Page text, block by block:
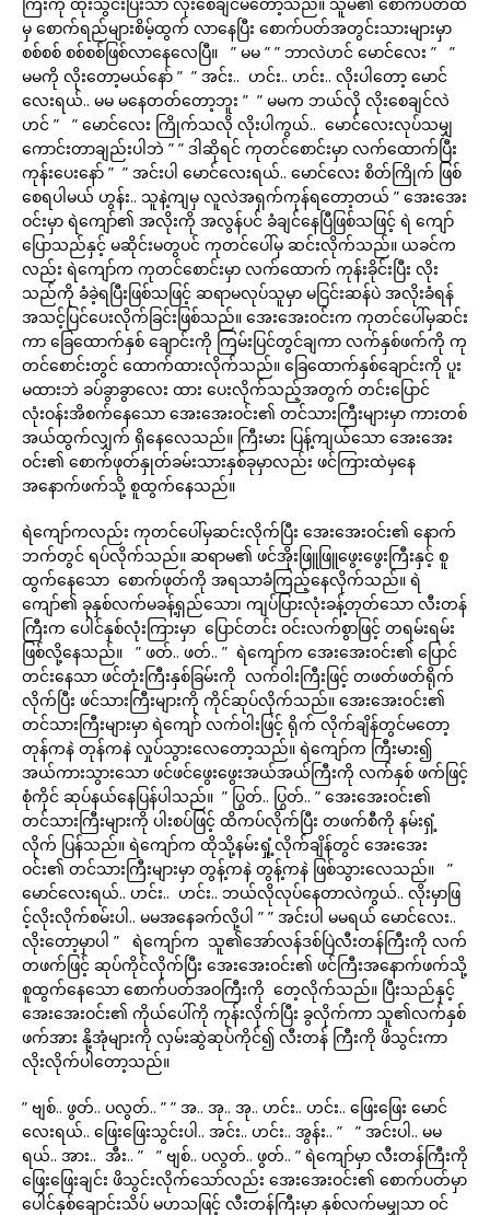
မှ စောက်ရည်များစိမ့်ထွက် လာနေပြီး စောက်ပတ်အတွင်းသားများမှာ
စစ်စစ် စစ်စစ်ဖြစ်လာနေလေပြီ။ ” မမ ” ” ဘာလဲဟင် မောင်လေး ” ”
မမကို လိုးတော့မယ်နော် ” ” အင်း.. ဟင်း.. ဟင်း.. လိုးပါတော့ မောင်
လေးရယ်.. မမ မနေတတ်တော့ဘူး ” ” မမက ဘယ်လို လိုးစေချင်လဲ
ဟင် ” ” မောင်လေး ကြိုက်သလို လိုးပါကွယ်.. မောင်လေးလုပ်သမျှ
ကောင်းတာချည်းပါဘဲ ” ” ဒါဆိုရင် ကုတင်စောင်းမှာ လက်ထောက်ပြီး
ကုန်းပေးနော် ” ” အင်းပါ မောင်လေးရယ်.. မောင်လေး စိတ်ကြိုက် ဖြစ်
စေရပါမယ် ဟွန်း.. သူနဲ့ကျမှ လူလဲအရှက်ကုန်ရတော့တယ် ” အေးအေး
ဝင်းမှာ ရဲကျော်၏ အလိုးကို အလွန်ပင် ခံချင်နေပြီဖြစ်သဖြင့် ရဲ ကျော်
ပြောသည်နှင့် မဆိုင်းမတွပင် ကုတင်ပေါ်မှ ဆင်းလိုက်သည်။ ယခင်က
လည်း ရဲကျော်က ကုတင်စောင်းမှာ လက်ထောက် ကုန်းခိုင်းပြီး လိုး
သည်ကို ခံခဲ့ရပြီးဖြစ်သဖြင့် ဆရာမလုပ်သူမှာ မငြင်းဆန်ပဲ အလိုးခံရန်
အသင့်ပြင်ပေးလိုက်ခြင်းဖြစ်သည်။ အေးအေးဝင်းက ကုတင်ပေါ်မှဆင်း
ကာ ခြေထောက်နှစ် ချောင်းကို ကြမ်းပြင်တွင်ချကာ လက်နှစ်ဖက်ကို ကု
တင်စောင်းတွင် ထောက်ထားလိုက်သည်။ ခြေထောက်နှစ်ချောင်းကို ပူး
မထားဘဲ ခပ်ခွာခွာလေး ထား ပေးလိုက်သည့်အတွက် တင်းပြောင်
လုံးဝန်းအိစက်နေသော အေးအေးဝင်း၏ တင်သားကြီးများမှာ ကားတစ်
အယ်ထွက်လျှက် ရှိနေလေသည်။ ကြီးမား ပြန့်ကျယ်သော အေးအေး
ဝင်း၏ စောက်ဖုတ်နှုတ်ခမ်းသားနှစ်ခုမှာလည်း ဖင်ကြားထဲမှနေ
အနောက်ဖက်သို့ စူထွက်နေသည်။
ရဲကျော်ကလည်း ကုတင်ပေါ်မှဆင်းလိုက်ပြီး အေးအေးဝင်း၏ နောက်
ဘက်တွင် ရပ်လိုက်သည်။ ဆရာမ၏ ဖင်အိုးဖြူဖြူဖွေးဖွေးကြီးနှင့် စူ
ထွက်နေသော စောက်ဖုတ်ကို အရသာခံကြည့်နေလိုက်သည်။ ရဲ
ကျော်၏ ခုနှစ်လက်မခန့်ရှည်သော၊ ကျပ်ပြားလုံးခန့်တုတ်သော လီးတန်
ကြီးက ပေါင်နှစ်လုံးကြားမှာ ပြောင်တင်း ဝင်းလက်စွာဖြင့် တရမ်းရမ်း
ဖြစ်လို့နေသည်။ ” ဖတ်.. ဖတ်.. ” ရဲကျော်က အေးအေးဝင်း၏ ပြောင်
တင်းနေသာ ဖင်တုံးကြီးနှစ်ခြမ်းကို လက်ဝါးကြီးဖြင့် တဖတ်ဖတ်ရိုက်
လိုက်ပြီး ဖင်သားကြီးများကို ကိုင်ဆုပ်လိုက်သည်။ အေးအေးဝင်း၏
တင်သားကြီးများမှာ ရဲကျော် လက်ဝါးဖြင့် ရိုက် လိုက်ချိန်တွင်မတော့
တုန်ကနဲ တုန်ကနဲ လှုပ်သွားလေတော့သည်။ ရဲကျော်က ကြီးမား၍
အယ်ကားသွားသော ဖင်ဖင်ဖွေးဖွေးအယ်အယ်ကြီးကို လက်နှစ် ဖက်ဖြင့်
စုံကိုင် ဆုပ်နယ်နေပြန်ပါသည်။ ” ပြွတ်.. ပြွတ်.. ” အေးအေးဝင်း၏
တင်သားကြီးများကို ပါးစပ်ဖြင့် ထိကပ်လိုက်ပြီး တဖက်စီကို နမ်းရှံ့
လိုက် ပြန်သည်။ ရဲကျော်က ထိုသို့နမ်းရှုံ့လိုက်ချိန်တွင် အေးအေး
ဝင်း၏ တင်သားကြီးများမှာ တွန့်ကနဲ တွန့်ကနဲ ဖြစ်သွားလေသည်။ ”
မောင်လေးရယ်.. ဟင်း.. ဟင်း.. ဘယ်လိုလုပ်နေတာလဲကွယ်.. လိုးမှာဖြ
င့်လိုးလိုက်စမ်းပါ.. မမအနေခက်လို့ပါ ” ” အင်းပါ မမရယ် မောင်လေး..
လိုးတော့မှာပါ ” ရဲကျော်က သူ၏အော်လန်ဒစ်ပြဲလီးတန်ကြီးကို လက်
တဖက်ဖြင့် ဆုပ်ကိုင်လိုက်ပြီး အေးအေးဝင်း၏ ဖင်ကြီးအနောက်ဖက်သို့
စူထွက်နေသော စောက်ပတ်အဝကြီးကို တေ့လိုက်သည်။ ပြီးသည်နှင့်
အေးအေးဝင်း၏ ကိုယ်ပေါ်ကို ကုန်းလိုက်ပြီး ခွလိုက်ကာ သူ၏လက်နှစ်
ဖက်အား နို့အုံများကို လှမ်းဆွဲဆုပ်ကိုင်၍ လီးတန် ကြီးကို ဖိသွင်းကာ
လိုးလိုက်ပါတော့သည်။
” ဗျစ်.. ဖွတ်.. ပလွတ်.. ” ” အ.. အု.. အု.. ဟင်း.. ဟင်း.. ဖြေးဖြေး မောင်
လေးရယ်.. ဖြေးဖြေးသွင်းပါ.. အင်း.. ဟင်း.. အွန်း.. ” ” အင်းပါ.. မမ
ရယ်.. အား.. အီး.. ” ” ဗျစ်.. ပလွတ်.. ဖွတ်.. ” ရဲကျော်မှာ လီးတန်ကြီးကို
ဖြေးဖြေးချင်း ဖိသွင်းလိုက်သော်လည်း အေးအေးဝင်း၏ စောက်ပတ်မှာ
ပေါင်နှစ်ချောင်းသိပ် မဟသဖြင့် လီးတန်ကြီးမှာ နှစ်လက်မမျှသာ ဝင်